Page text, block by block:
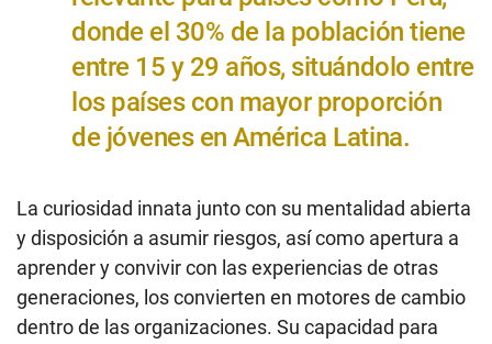
donde el 30% de la población tiene
entre 15 y 29 años, situándolo entre
los países con mayor proporción
de jóvenes en América Latina.
La curiosidad innata junto con su mentalidad abierta
y disposición a asumir riesgos, así como apertura a
aprender y convivir con las experiencias de otras
generaciones, los convierten en motores de cambio
dentro de las organizaciones. Su capacidad para